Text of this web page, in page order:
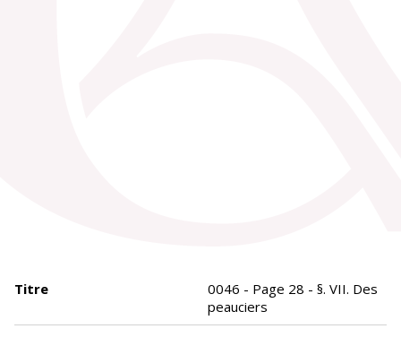
Titre
0046 - Page 28 - §. VII. Des
peauciers